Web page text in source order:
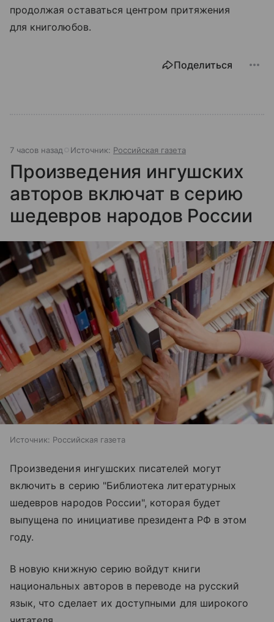
продолжая оставаться центром притяжения
для книголюбов.
Поделиться
7 часов назад Источник: Российская газета
Произведения ингушских
авторов включат в серию
шедевров народов России
Источник: Российская газета
Произведения ингушских писателей могут
включить в серию "Библиотека литературных
шедевров народов России", которая будет
выпущена по инициативе президента РФ в этом
году.
В новую книжную серию войдут книги
национальных авторов в переводе на русский
язык, что сделает их доступными для широкого